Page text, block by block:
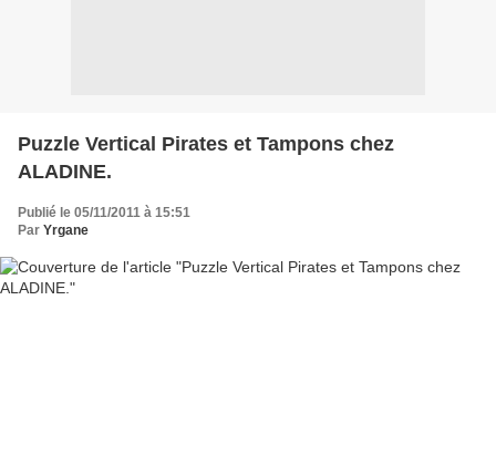
Puzzle Vertical Pirates et Tampons chez
ALADINE.
Publié le 05/11/2011 à 15:51
Par Yrgane